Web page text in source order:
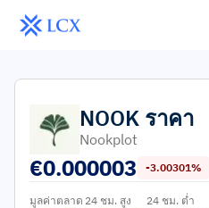
NOOK ราคา
Nookplot
€0.000003 -3.00301%
มูลค่าตลาด 24 ชม. สูง 24 ชม. ต่ำ